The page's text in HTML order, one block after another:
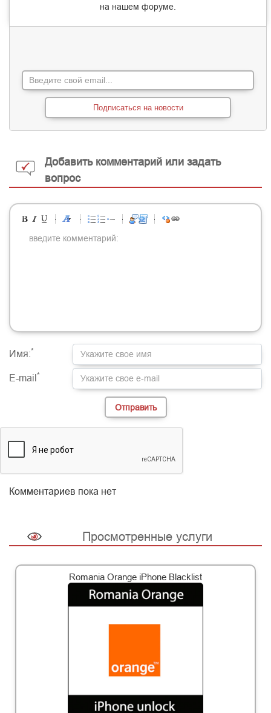
на нашем форуме
Подписаться на новости
Добавить комментарий или задать
вопрос
-
-
-
-
-
-
-
-
-
-
-
-
-
Имя:*
E-mail *
Комментариев пока нет
Просмотренные услуги
Romania Orange iPhone Blacklist